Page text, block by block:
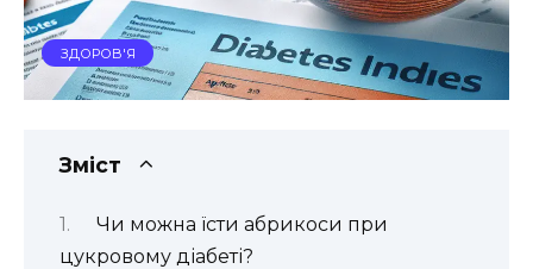
ЗДОРОВ'Я
Зміст
Чи можна їсти абрикоси при
цукровому діабеті?